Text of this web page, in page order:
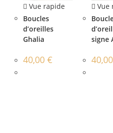
Vue rapide
Boucles
d’oreilles
Ghalia
40,00€
Vue
signe
40,00